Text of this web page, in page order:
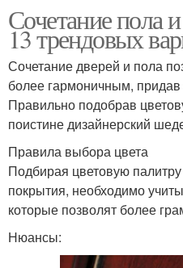
Сочетание пола
13 трендовых
Сочетание дверей и пола
более гармоничным,
Правильно подобрав
поистине дизайнерский
Правила выбора цвета
Подбирая цветовую
покрытия, необходимо
которые позволят более
Нюансы: